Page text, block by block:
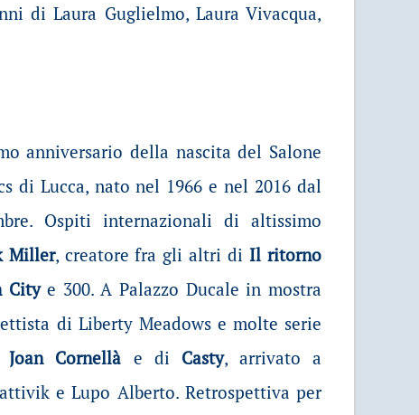
di Laura Guglielmo, Laura Vivacqua,
anniversario della nascita del Salone
di Lucca, nato nel 1966 e nel 2016 dal
Ospiti internazionali di altissimo
Miller, creatore fra gli altri di Il ritorno
Citye 300. A Palazzo Ducale in mostra
di Liberty Meadows e molte serie
Joan Cornellà e di Casty, arrivato a
e Lupo Alberto. Retrospettiva per